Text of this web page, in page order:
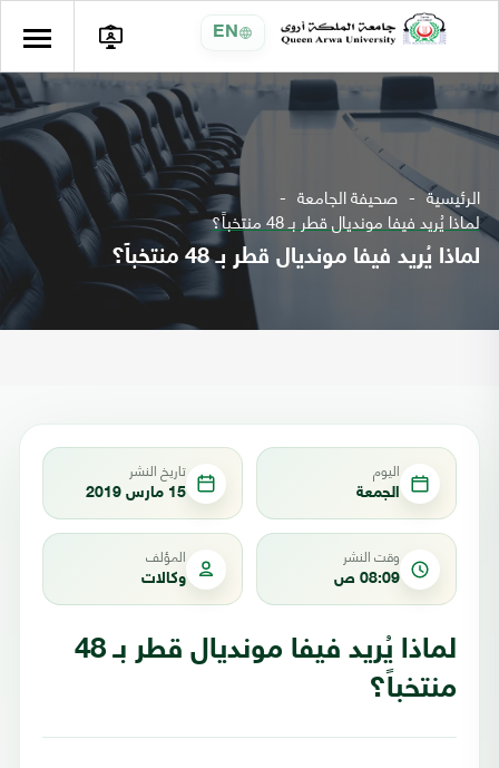
EN
الرئيسية صحيفة الجامعة
لماذا يُريد فيفا مونديال قطر بـ 48 منتخباً؟
لماذا يُريد فيفا مونديال قطر بـ 48 منتخباً؟
اليوم
الجمعة
تاريخ النشر
15 مارس 2019
وقت النشر
08:09 ص
المؤلف
وكالات
لماذا يُريد فيفا مونديال قطر بـ 48
منتخباً؟